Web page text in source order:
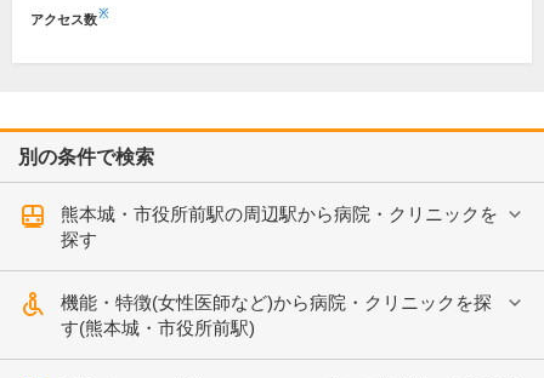
アクセス数※
別の条件で検索
熊本城・市役所前駅の周辺駅から病院・クリニックを
探す
機能・特徴(女性医師など)から病院・クリニックを探
す(熊本城・市役所前駅)